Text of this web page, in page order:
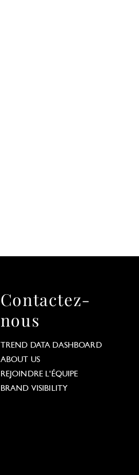
Contactez-
nous
TREND DATA DASHBOARD
ABOUT US
REJOINDRE L'ÉQUIPE
BRAND VISIBILITY